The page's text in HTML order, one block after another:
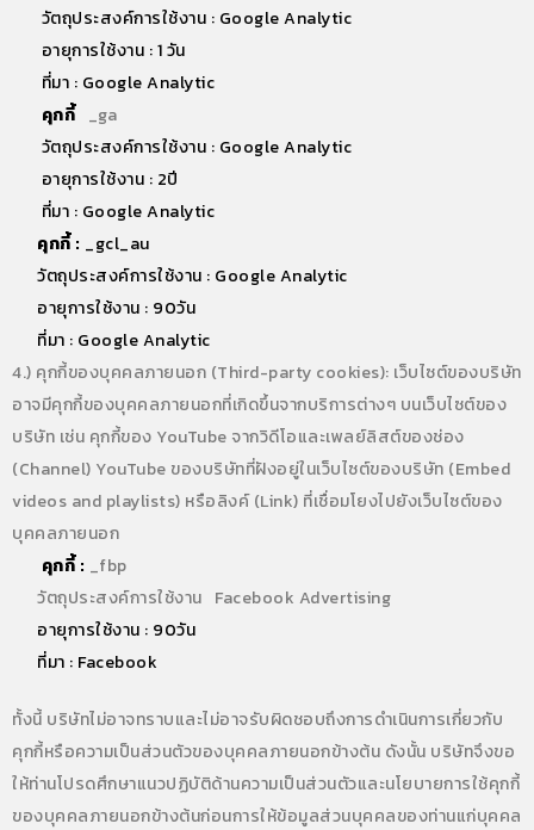
วัตถุประสงค์การใช้งาน : Google Analytic
อายุการใช้งาน : 1 วัน
ที่มา : Google Analytic
คุกกี้ _ga
วัตถุประสงค์การใช้งาน : Google Analytic
อายุการใช้งาน : 2ปี
ที่มา : Google Analytic
คุกกี้ : _gcl_au
วัตถุประสงค์การใช้งาน : Google Analytic
อายุการใช้งาน : 90วัน
ที่มา : Google Analytic
4.) คุกกี้ของบุคคลภายนอก (Third-party cookies): เว็บไซต์ของบริษัท
อาจมีคุกกี้ของบุคคลภายนอกที่เกิดขึ้นจากบริการต่างๆ บนเว็บไซต์ของ
บริษัท เช่น คุกกี้ของ YouTube จากวิดีโอและเพลย์ลิสต์ของช่อง
(Channel) YouTube ของบริษัทที่ฝังอยู่ในเว็บไซต์ของบริษัท (Embed
videos and playlists) หรือลิงค์ (Link) ที่เชื่อมโยงไปยังเว็บไซต์ของ
บุคคลภายนอก
คุกกี้ : _fbp
วัตถุประสงค์การใช้งาน Facebook Advertising
อายุการใช้งาน : 90วัน
ที่มา : Facebook
ทั้งนี้ บริษัทไม่อาจทราบและไม่อาจรับผิดชอบถึงการดำเนินการเกี่ยวกับ
คุกกี้หรือความเป็นส่วนตัวของบุคคลภายนอกข้างต้น ดังนั้น บริษัทจึงขอ
ให้ท่านโปรดศึกษาแนวปฏิบัติด้านความเป็นส่วนตัวและนโยบายการใช้คุกกี้
ของบุคคลภายนอกข้างต้นก่อนการให้ข้อมูลส่วนบุคคลของท่านแก่บุคคล